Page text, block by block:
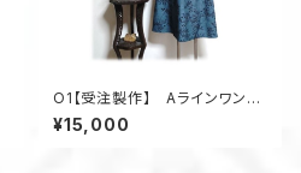
O1【受注製作】 Aラインワンピ
ース ジャンスカ 着物アップ
サイクル
¥15,000